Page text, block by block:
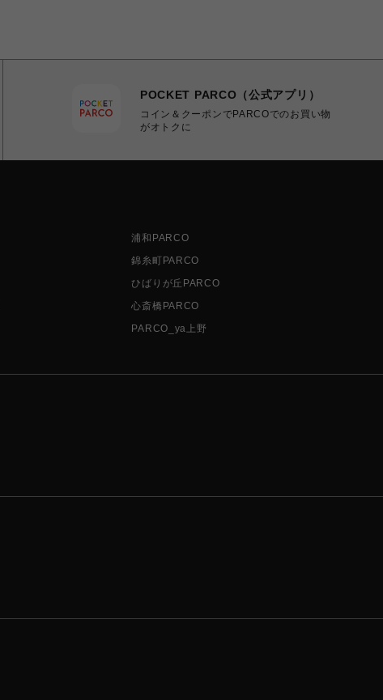
POCKET PARCO（公式アプリ）
コイン＆クーポンでPARCOでのお買い物
がオトクに
浦和PARCO
錦糸町PARCO
ひばりが丘PARCO
心斎橋PARCO
PARCO_ya上野